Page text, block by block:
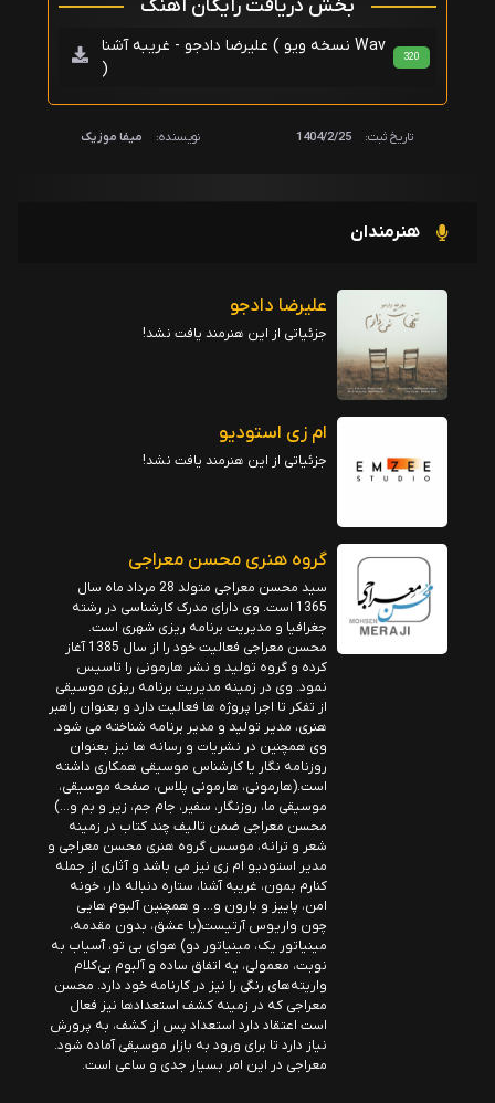
بخش دریافت رایگان آهنگ
علیرضا دادجو - غریبه آشنا ( نسخه ویو Wav
)
320
تاریخ ثبت: 1404/2/25 نویسنده: میفا موزیک
هنرمندان
علیرضا دادجو
جزئیاتی از این هنرمند یافت نشد!
ام زی استودیو
جزئیاتی از این هنرمند یافت نشد!
گروه هنری محسن معراجی
سید محسن معراجی متولد 28 مرداد ماه سال
1365 است. وی دارای مدرک کارشناسی در رشته
جغرافیا و مدیریت برنامه ریزی شهری است.
محسن معراجی فعالیت خود را از سال 1385 آغاز
کرده و گروه تولید و نشر هارمونی را تاسیس
نمود. وی در زمینه مدیریت برنامه ریزی موسیقی
از تفکر تا اجرا پروژه ها فعالیت دارد و بعنوان راهبر
هنری، مدیر تولید و مدیر برنامه شناخته می شود.
وی همچنین در نشریات و رسانه ها نیز بعنوان
روزنامه نگار یا کارشناس موسیقی همکاری داشته
است.(هارمونی، هارمونی پلاس، صفحه موسیقی،
موسیقی ما، روزنگار، سفیر، جام جم، زیر و بم و...)
محسن معراجی ضمن تالیف چند کتاب در زمینه
شعر و ترانه، موسس گروه هنری محسن معراجی و
مدیر استودیو ام زی نیز می باشد و آثاری از جمله
کنارم بمون، غریبه آشنا، ستاره دنباله دار، خونه
امن، پاییز و بارون و... و همچنین آلبوم هایی
چون واریوس آرتیست(یا عشق، بدون مقدمه،
مینیاتور یک، مینیاتور دو) هوای بی تو، آسیاب به
نوبت، معمولی، یه اتفاق ساده و آلبوم بی‌کلام
واریته‌های رنگی را نیز در کارنامه خود دارد. محسن
معراجی که در زمینه کشف استعدادها نیز فعال
است اعتقاد دارد استعداد پس از کشف، به پرورش
نیاز دارد تا برای ورود به بازار موسیقی آماده شود.
معراجی در این امر بسیار جدی و ساعی است.